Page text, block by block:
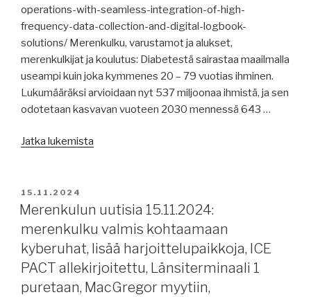
operations-with-seamless-integration-of-high-
frequency-data-collection-and-digital-logbook-
solutions/ Merenkulku, varustamot ja alukset,
merenkulkijat ja koulutus: Diabetestä sairastaa maailmalla
useampi kuin joka kymmenes 20 – 79 vuotias ihminen.
Lukumääräksi arvioidaan nyt 537 miljoonaa ihmistä, ja sen
odotetaan kasvavan vuoteen 2030 mennessä 643 …
Jatka lukemista
ja
lokikirja,
diabetes,
terveystarkastukset,
raportteja,
pakotteet
JULKAISTU
15.11.2024
Merenkulun uutisia 15.11.2024:
merenkulku valmis kohtaamaan
kyberuhat, lisää harjoittelupaikkoja, ICE
PACT allekirjoitettu, Länsiterminaali 1
puretaan, MacGregor myytiin,